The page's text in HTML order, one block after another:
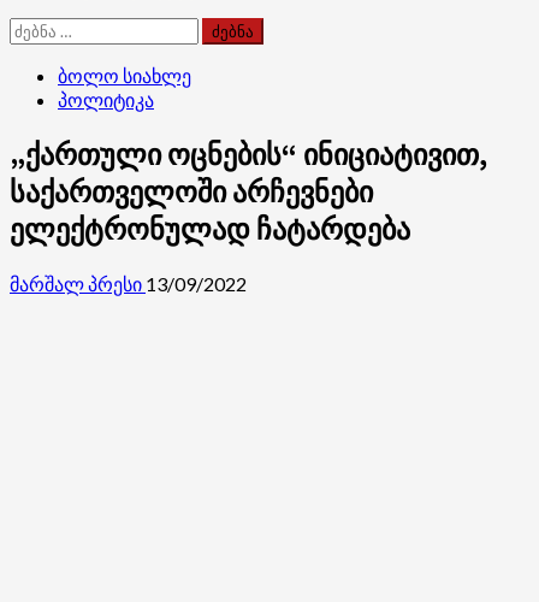
ძებნა:
ბოლო სიახლე
პოლიტიკა
„ქართული ოცნების“ ინიციატივით,
საქართველოში არჩევნები
ელექტრონულად ჩატარდება
მარშალ პრესი 13/09/2022